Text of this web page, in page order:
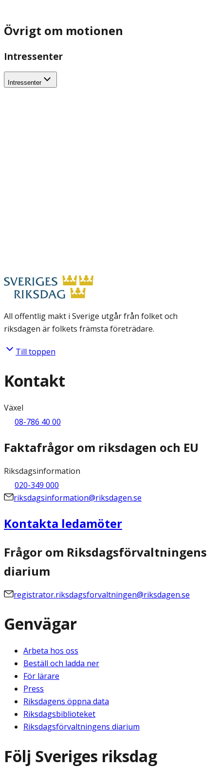
Övrigt om motionen
Intressenter
Intressenter
All offentlig makt i Sverige utgår från folket och
riksdagen är folkets främsta företrädare.
Till toppen
Kontakt
Växel
08-786 40 00
Faktafrågor om riksdagen och EU
Riksdagsinformation
020-349 000
riksdagsinformation@riksdagen.se
Kontakta ledamöter
Frågor om Riksdagsförvaltningens
diarium
registrator.riksdagsforvaltningen@riksdagen.se
Genvägar
Arbeta hos oss
Beställ och ladda ner
För lärare
Press
Riksdagens öppna data
Riksdagsbiblioteket
Riksdagsförvaltningens diarium
Följ Sveriges riksdag